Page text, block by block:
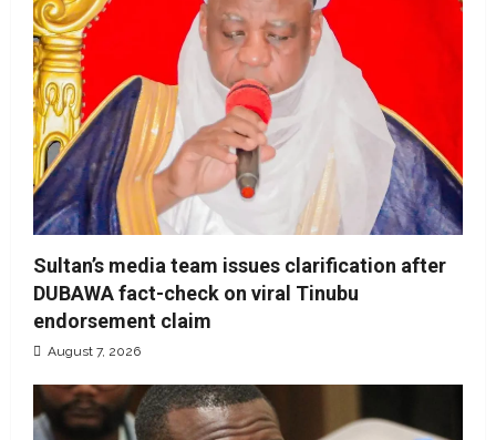
Sultan’s media team issues clarification after
DUBAWA fact-check on viral Tinubu
endorsement claim
August 7, 2026